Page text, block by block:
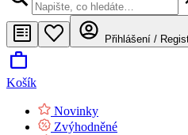
Přihlášení /
Košík
Novinky
Zvýhodněné